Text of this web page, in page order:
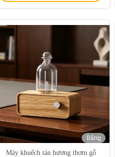
Băng
hình
Máy khuếch tán hương thơm gỗ